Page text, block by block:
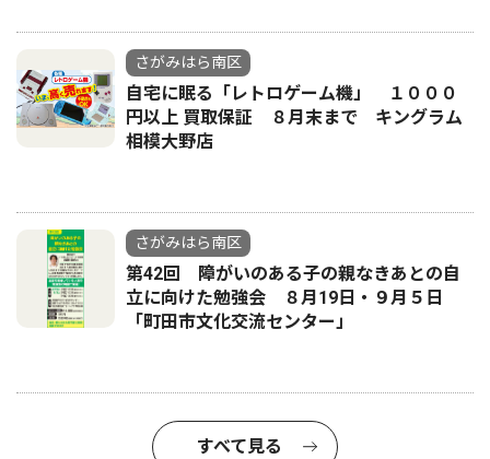
さがみはら南区
自宅に眠る「レトロゲーム機」 １０００
円以上 買取保証 ８月末まで キングラム
相模大野店
さがみはら南区
第42回 障がいのある子の親なきあとの自
立に向けた勉強会 ８月19日・９月５日
「町田市文化交流センター」
すべて見る